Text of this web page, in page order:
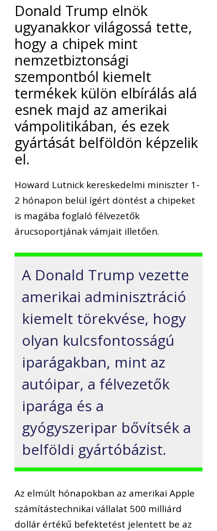
Donald Trump elnök
ugyanakkor világossá tette,
hogy a chipek mint
nemzetbiztonsági
szempontból kiemelt
termékek külön elbírálás alá
esnek majd az amerikai
vámpolitikában, és ezek
gyártását belföldön képzelik
el.
Howard Lutnick kereskedelmi miniszter 1-
2 hónapon belül ígért döntést a chipeket
is magába foglaló félvezetők
árucsoportjának vámjait illetően.
A Donald Trump vezette
amerikai adminisztráció
kiemelt törekvése, hogy
olyan kulcsfontosságú
iparágakban, mint az
autóipar, a félvezetők
iparága és a
gyógyszeripar bővítsék a
belföldi gyártóbázist.
Az elmúlt hónapokban az amerikai Apple
számítástechnikai vállalat 500 milliárd
dollár értékű befektetést jelentett be az